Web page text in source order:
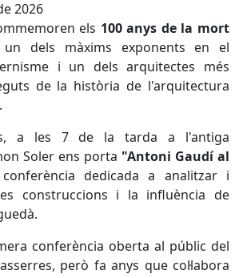
2026
els 100 anys de la mort
dels màxims exponents en el
i un dels arquitectes més
de la història de l'arquitectura
a les 7 de la tarda a l'antiga
Soler ens porta "Antoni Gaudí al
dedicada a analitzar i
construccions i la influència de
conferència oberta al públic del
però fa anys que col·labora